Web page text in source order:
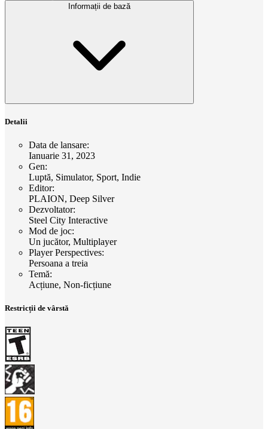
Informații de bază
Detalii
Data de lansare:
Ianuarie 31, 2023
Gen:
Luptă, Simulator, Sport, Indie
Editor:
PLAION, Deep Silver
Dezvoltator:
Steel City Interactive
Mod de joc:
Un jucător, Multiplayer
Player Perspectives:
Persoana a treia
Temă:
Acțiune, Non-ficțiune
Restricții de vârstă